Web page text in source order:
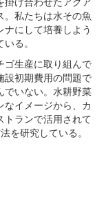
。私たちは水その魚
ナにして培養しよう
いる。
生産に取り組んで
設初期費用の問題で
でいない。水耕野菜
なイメージから、カ
トランで活用されて
を研究している。